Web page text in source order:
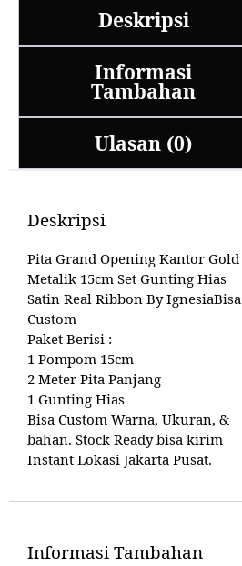
Deskripsi
Informasi
Tambahan
Ulasan (0)
Deskripsi
Pita Grand Opening Kantor Gold
Metalik 15cm Set Gunting Hias
Satin Real Ribbon By IgnesiaBisa
Custom
Paket Berisi :
1 Pompom 15cm
2 Meter Pita Panjang
1 Gunting Hias
Bisa Custom Warna, Ukuran, &
bahan. Stock Ready bisa kirim
Instant Lokasi Jakarta Pusat.
Informasi Tambahan